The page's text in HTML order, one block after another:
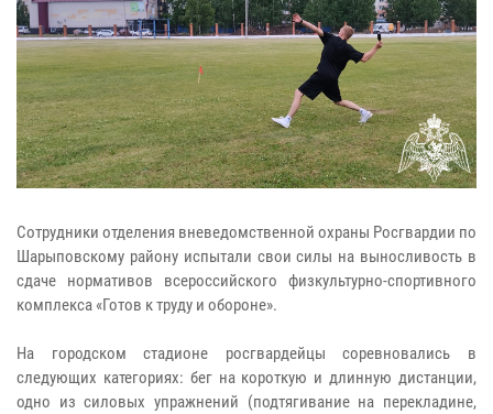
Сотрудники отделения вневедомственной охраны Росгвардии по
Шарыповскому району испытали свои силы на выносливость в
сдаче нормативов всероссийского физкультурно-спортивного
комплекса «Готов к труду и обороне».
На городском стадионе росгвардейцы соревновались в
следующих категориях: бег на короткую и длинную дистанции,
одно из силовых упражнений (подтягивание на перекладине,